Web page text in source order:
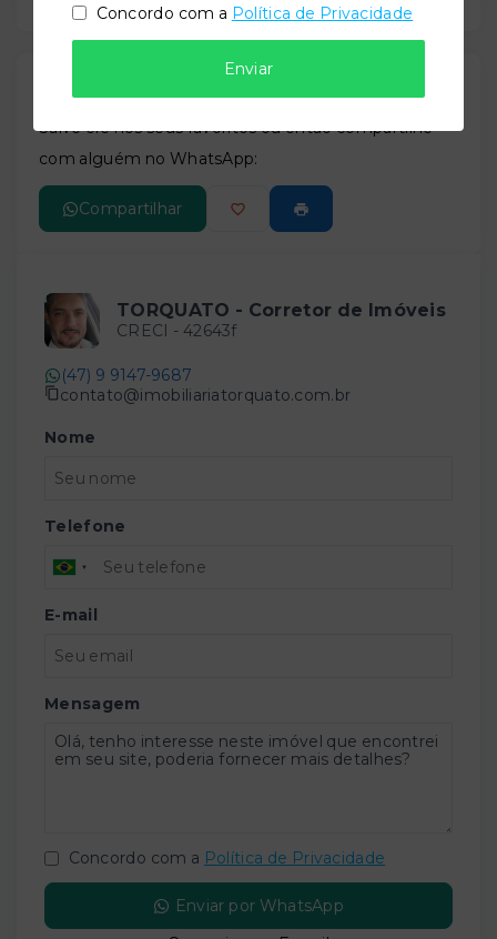
Gostou do imóvel?
Salve ele nos seus favoritos ou então compartilhe
com alguém no WhatsApp:
Compartilhar
TORQUATO - Corretor de Imóveis
CRECI - 42643f
(47) 9 9147-9687
contato@imobiliariatorquato.com.br
Nome
Telefone
E-mail
Mensagem
Concordo com a Política de Privacidade
Enviar por WhatsApp
Concordo com a Política de Privacidade
Enviar